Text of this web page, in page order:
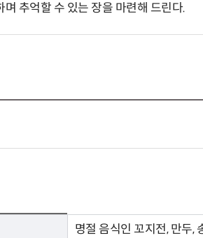
추억할 수 있는 장을 마련해 드린다.
명절 음식인 꼬지전, 만두,